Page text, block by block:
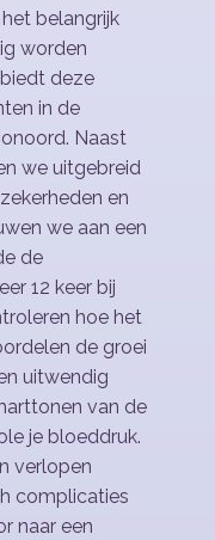
belangrijk
worden
deze
in de
Naast
we uitgebreid
en
we aan een
de
12 keer bij
hoe het
de groei
uitwendig
van de
je bloeddruk.
verlopen
complicaties
naar een